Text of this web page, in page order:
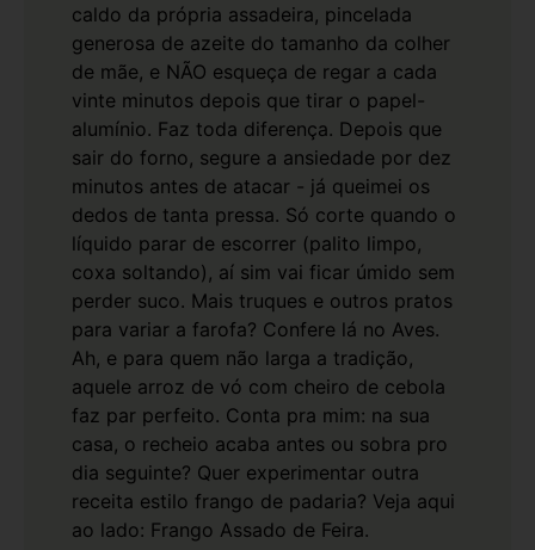
caldo da própria assadeira, pincelada
generosa de azeite do tamanho da colher
de mãe, e NÃO esqueça de regar a cada
vinte minutos depois que tirar o papel-
alumínio. Faz toda diferença. Depois que
sair do forno, segure a ansiedade por dez
minutos antes de atacar - já queimei os
dedos de tanta pressa. Só corte quando o
líquido parar de escorrer (palito limpo,
coxa soltando), aí sim vai ficar úmido sem
perder suco. Mais truques e outros pratos
para variar a farofa? Confere lá no Aves.
Ah, e para quem não larga a tradição,
aquele arroz de vó com cheiro de cebola
faz par perfeito. Conta pra mim: na sua
casa, o recheio acaba antes ou sobra pro
dia seguinte? Quer experimentar outra
receita estilo frango de padaria? Veja aqui
ao lado: Frango Assado de Feira.